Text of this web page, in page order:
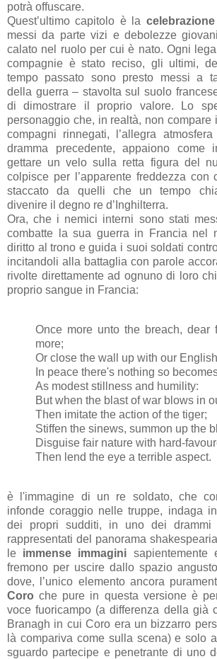
potrà offuscare.
Quest’ultimo capitolo è la
messi da parte vizi e debolezze
calato nel ruolo per cui è nato. Ogni
compagnie è stato reciso, gli ultimi,
tempo passato sono presto messi a
della guerra – stavolta sul suolo
di dimostrare il proprio valore. Lo
personaggio che, in realtà, non compare
compagni rinnegati, l’allegra
dramma precedente, appaiono come
gettare un velo sulla retta figura del
colpisce per l’apparente freddezza con
staccato da quelli che un tempo
divenire il degno re d’Inghilterra.
Ora, che i nemici interni sono stati
combatte la sua guerra in Francia nel
diritto al trono e guida i suoi soldati
incitandoli alla battaglia con parole
rivolte direttamente ad ognuno di loro
proprio sangue in Francia:
Once more unto the breach, dear
more;
Or close the wall up with our
In peace there's nothing so
As modest stillness and humility:
But when the blast of war blows in
Then imitate the action of the tiger;
Stiffen the sinews, summon up the
Disguise fair nature with hard-
Then lend the eye a terrible aspect.
è l'immagine di un re soldato, che
infonde coraggio nelle truppe, indaga
dei propri sudditi, in uno dei
rappresentati del panorama
le immense immagini sapientemente
fremono per uscire dallo spazio
dove, l’unico elemento ancora
Coroche pure in questa versione è
voce fuoricampo (a differenza della già
Branagh in cui Coro era un bizzarro
là compariva come sulla scena) e solo
sguardo partecipe e penetrante di uno